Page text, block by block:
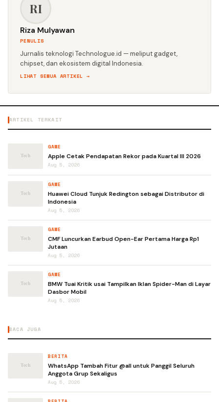
RI
Riza Mulyawan
PENULIS
Jurnalis teknologi Technologue.id — meliput gadget,
chipset, dan ekosistem digital Indonesia.
LIHAT SEMUA ARTIKEL →
ARTIKEL TERKAIT
GAME
Apple Cetak Pendapatan Rekor pada Kuartal III 2026
Aug 5, 2026
GAME
Huawei Cloud Tunjuk Redington sebagai Distributor di
Indonesia
Aug 5, 2026
GAME
CMF Luncurkan Earbud Open-Ear Pertama Harga Rp1
Jutaan
Aug 5, 2026
GAME
BMW Tuai Kritik usai Tampilkan Iklan Spider-Man di Layar
Dasbor Mobil
Aug 5, 2026
BACA JUGA
BERITA
WhatsApp Tambah Fitur @all untuk Panggil Seluruh
Anggota Grup Sekaligus
Aug 5, 2026